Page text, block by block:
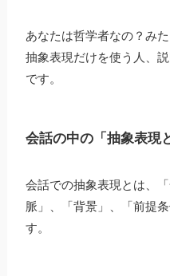
あなたは哲学者なの？み
抽象表現だけを使う人、
です。
会話の中の「抽象表現
会話での抽象表現とは、
脈」、「背景」、「前提
す。